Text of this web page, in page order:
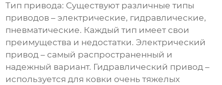
Тип привода: Существуют различные типы
приводов – электрические, гидравлические,
пневматические. Каждый тип имеет свои
преимущества и недостатки. Электрический
привод – самый распространенный и
надежный вариант. Гидравлический привод –
используется для ковки очень тяжелых